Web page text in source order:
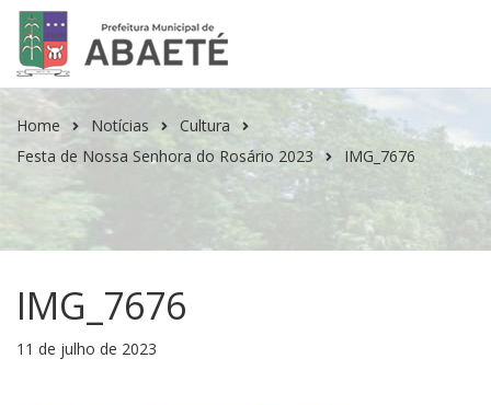
Home Notícias
Cultura
Festa de Nossa Senhora do Rosário 2023
IMG_7676
IMG_7676
11 de julho de 2023